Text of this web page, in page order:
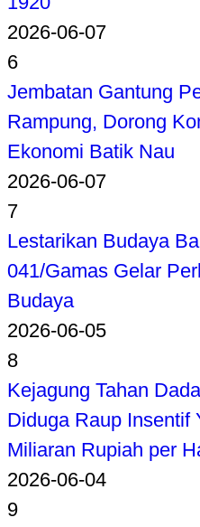
2026-06-07
6
Jembatan Gantung
Rampung, Dorong
Ekonomi Batik Nau
2026-06-07
7
Lestarikan Budaya
041/Gamas Gelar
Budaya
2026-06-05
8
Kejagung Tahan
Diduga Raup Insentif
Miliaran Rupiah per
2026-06-04
9